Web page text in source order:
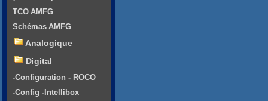
TCO AMFG
Schémas AMFG
Analogique
Digital
-Configuration - ROCO
-Config -Intellibox